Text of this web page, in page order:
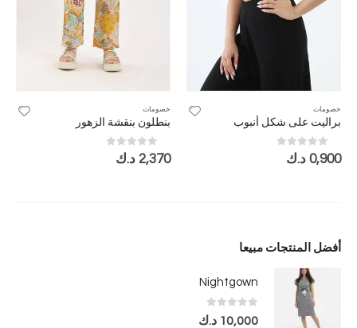
خصومات
براليت على شكل أنبوب
0
out of 5
0,900 د.ك
خصومات
بنطلون بنقشة الزهور
0
out of 5
2,370 د.ك
أفضل المنتجات مبيعا
Nightgown
0
out of 5
10,000 د.ك